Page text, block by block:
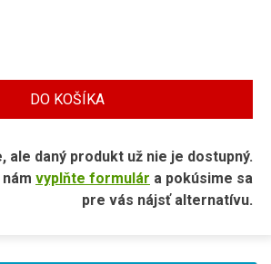
DO KOŠÍKA
ale daný produkt už nie je dostupný.
vyplňte formulár a pokúsime sa
pre vás nájsť alternatívu.